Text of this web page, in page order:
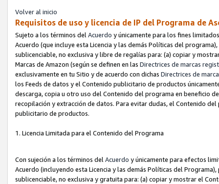
Volver al inicio
Requisitos de uso y licencia de IP del Programa de
Sujeto a los términos del Acuerdo y únicamente para los fines
Acuerdo (que incluye esta Licencia y las demás Políticas del
sublicenciable, no exclusiva y libre de regalías para: (a) copiar y
Marcas de Amazon (según se definen en las Directrices de marcas
exclusivamente en tu Sitio y de acuerdo con dichas Directrices de
los Feeds de datos y el Contenido publicitario de productos
descarga, copia u otro uso del Contenido del programa en beneficio
recopilación y extracción de datos. Para evitar dudas, el Contenido
publicitario de productos.
1. Licencia Limitada para el Contenido del Programa
Con sujeción a los términos del Acuerdo y únicamente para efectos
Acuerdo (incluyendo esta Licencia y las demás Políticas del
sublicenciable, no exclusiva y gratuita para: (a) copiar y mostrar el